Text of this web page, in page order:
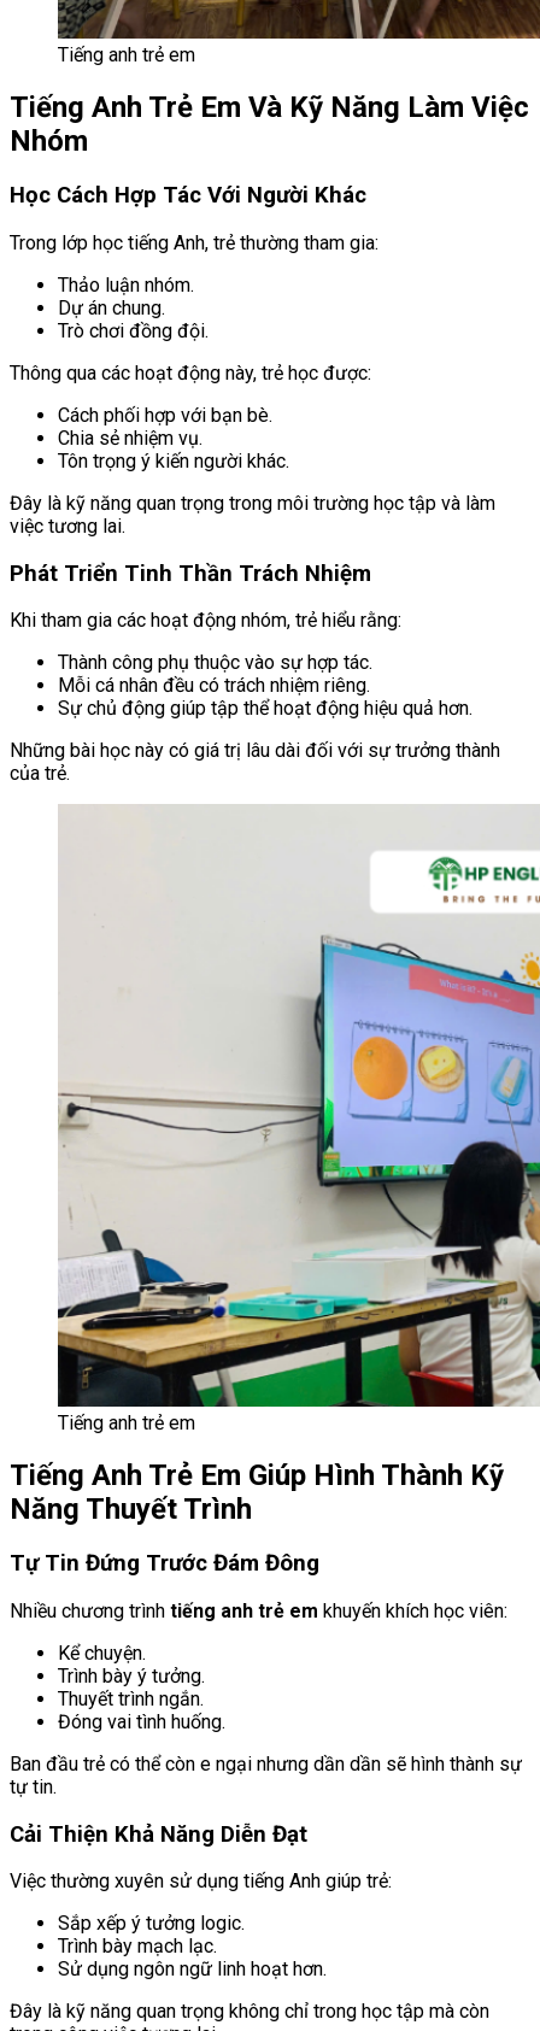
Tiếng anh trẻ em
Tiếng Anh Trẻ Em Và Kỹ Năng Làm Việc
Nhóm
Học Cách Hợp Tác Với Người Khác
Trong lớp học tiếng Anh, trẻ thường tham gia:
Thảo luận nhóm.
Dự án chung.
Trò chơi đồng đội.
Thông qua các hoạt động này, trẻ học được:
Cách phối hợp với bạn bè.
Chia sẻ nhiệm vụ.
Tôn trọng ý kiến người khác.
Đây là kỹ năng quan trọng trong môi trường học tập và làm
việc tương lai.
Phát Triển Tinh Thần Trách Nhiệm
Khi tham gia các hoạt động nhóm, trẻ hiểu rằng:
Thành công phụ thuộc vào sự hợp tác.
Mỗi cá nhân đều có trách nhiệm riêng.
Sự chủ động giúp tập thể hoạt động hiệu quả hơn.
Những bài học này có giá trị lâu dài đối với sự trưởng thành
của trẻ.
Tiếng anh trẻ em
Tiếng Anh Trẻ Em Giúp Hình Thành Kỹ
Năng Thuyết Trình
Tự Tin Đứng Trước Đám Đông
Nhiều chương trình tiếng anh trẻ em khuyến khích học viên:
Kể chuyện.
Trình bày ý tưởng.
Thuyết trình ngắn.
Đóng vai tình huống.
Ban đầu trẻ có thể còn e ngại nhưng dần dần sẽ hình thành sự
tự tin.
Cải Thiện Khả Năng Diễn Đạt
Việc thường xuyên sử dụng tiếng Anh giúp trẻ:
Sắp xếp ý tưởng logic.
Trình bày mạch lạc.
Sử dụng ngôn ngữ linh hoạt hơn.
Đây là kỹ năng quan trọng không chỉ trong học tập mà còn